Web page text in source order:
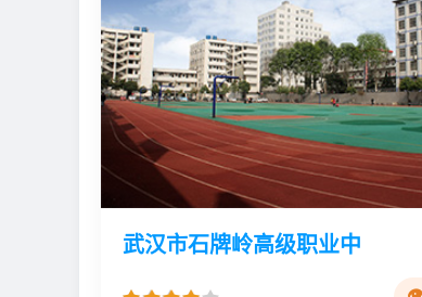
武汉市石牌岭高级职业中